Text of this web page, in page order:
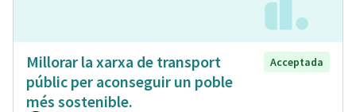
Millorar la xarxa de transport
públic per aconseguir un poble
més sostenible.
Acceptada